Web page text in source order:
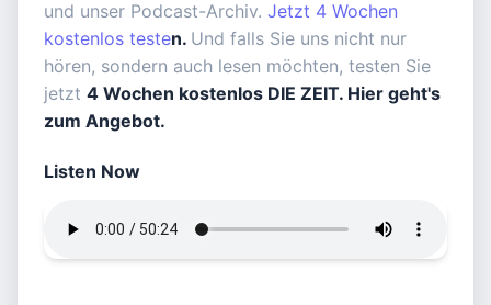
und unser Podcast-Archiv. Jetzt 4 Wochen
kostenlos testen. Und falls Sie uns nicht nur
hören, sondern auch lesen möchten, testen Sie
jetzt 4 Wochen kostenlos DIE ZEIT. Hier geht's
zum Angebot.
Listen Now